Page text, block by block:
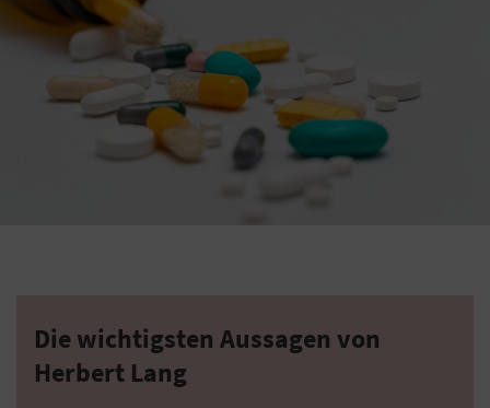
Die wichtigsten Aussagen von
Herbert Lang